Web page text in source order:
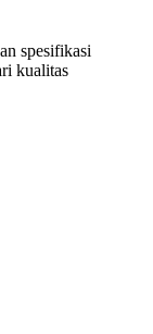
spesifikasi
kualitas